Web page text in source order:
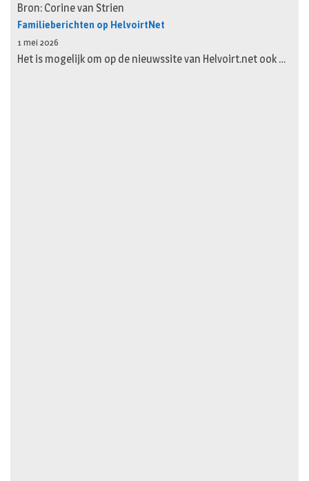
Bron: Corine van Strien
Familieberichten op HelvoirtNet
1 mei 2026
Het is mogelijk om op de nieuwssite van Helvoirt.net ook …